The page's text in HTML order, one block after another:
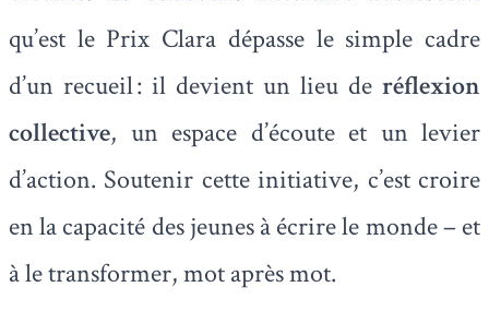
qu’est le Prix Clara dépasse le simple cadre
d’un recueil : il devient un lieu de réflexion
collective, un espace d’écoute et un levier
d’action. Soutenir cette initiative, c’est croire
en la capacité des jeunes à écrire le monde – et
à le transformer, mot après mot.